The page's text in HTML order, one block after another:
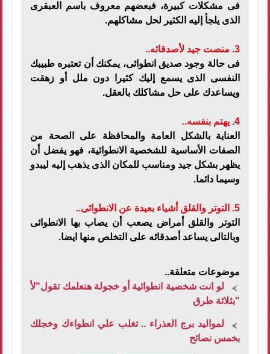
فى مشكلات كبيرة، فبعضهم معروف باسم العبقرى
الذى يلجأ إليه الكثير لحل مشاكلهم.
3. منصت جيد لأصدقائه..
فى حالة وجود صديق انطوائى، يمكنك أن تعتبره طبيبك
النفسى الذى يسمع إليك كثيرا دون ملل أو زهقت
ويساعدك على حل مشاكلك بالعقل.
4. يهتم بنفسه..
العناية بالشكل العامة والمحافظة على الصحة من
الصفات الأساسية للشخصية الانطوائية، فهو يفضل أن
يظهر بشكل جيد ومناسب للمكان الذى يذهب إليه ليبدو
وسيما دائما.
5. التوتر والقلق أشياء بعيدة عن الانطوائى..
التوتر والقلق أمراض يصعب أن يصاب بها الانطوائى
وبالتالى يساعد أصدقائه على التخلص منها ايضا.
موضوعات متعلقة..
لو انت شخصية انطوائية أو خجولة هنعلمك تقول"لأ
"بثلاثة طرق
لمواليد برج العذراء .. تغلب علي انطواءك وخجلك
بخمس نصائح